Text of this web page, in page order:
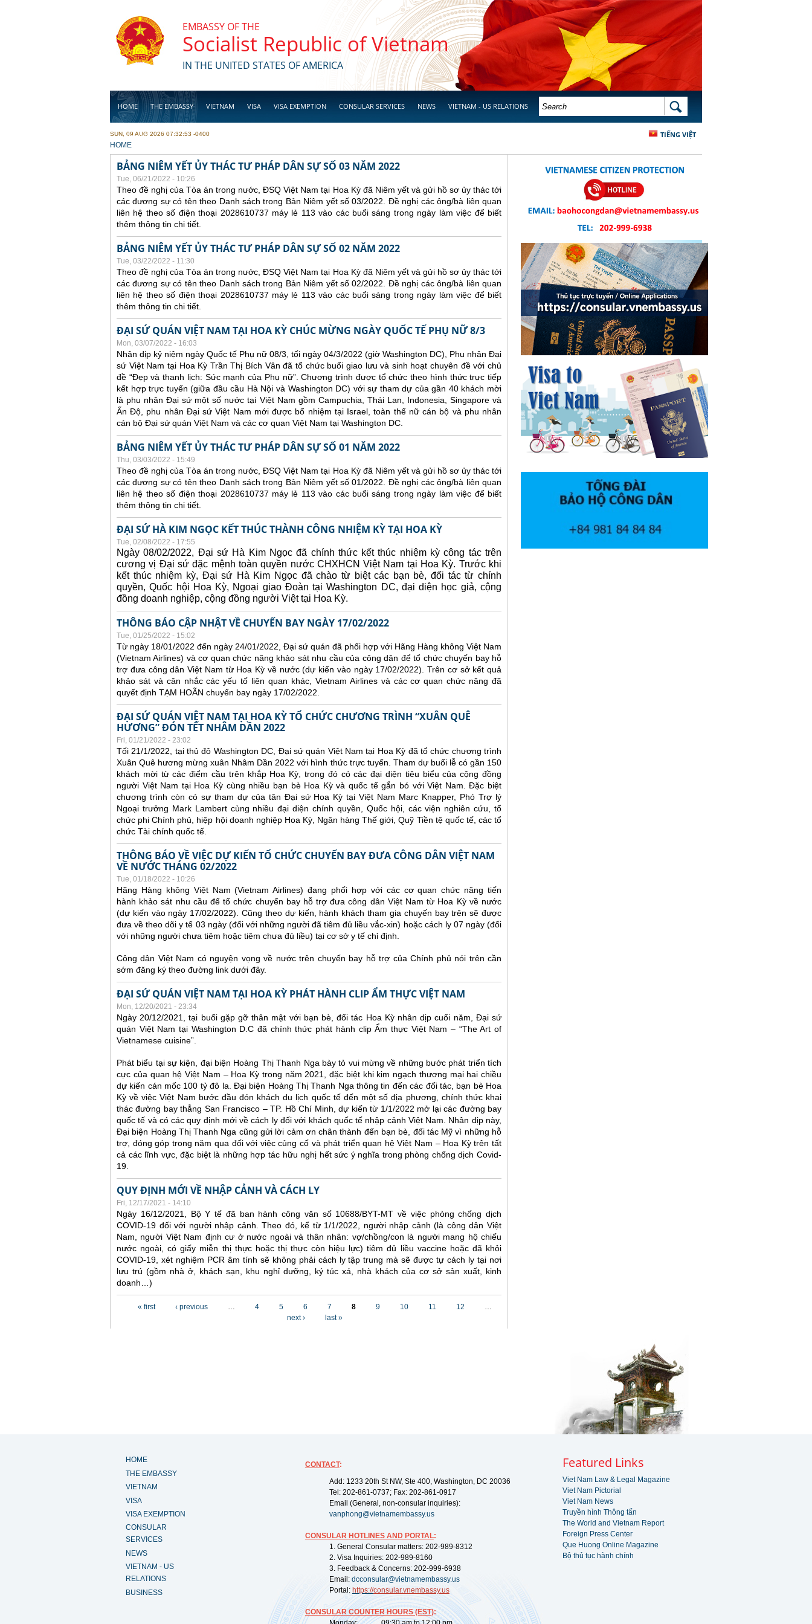
EMBASSY OF THE
Socialist Republic of Vietnam
IN THE UNITED STATES OF AMERICA
HOME THE EMBASSY VIETNAM VISA VISA EXEMPTION CONSULAR SERVICES NEWS VIETNAM - US RELATIONS
BUSINESS
SEARCH FORM SEARCH
TIẾNG VIỆT
SUN, 09 AUG 2026 07:32:53 -0400
YOU ARE HERE
HOME
BẢNG NIÊM YẾT ỦY THÁC TƯ PHÁP DÂN SỰ SỐ 03 NĂM 2022
Tue, 06/21/2022 - 10:26
Theo đề nghị của Tòa án trong nước, ĐSQ Việt Nam tại Hoa Kỳ đã Niêm yết và gửi hồ sơ ủy thác tới
các đương sự có tên theo Danh sách trong Bản Niêm yết số 03/2022. Đề nghị các ông/bà liên quan
liên hệ theo số điện thoại 2028610737 máy lẻ 113 vào các buổi sáng trong ngày làm việc để biết
thêm thông tin chi tiết.
BẢNG NIÊM YẾT ỦY THÁC TƯ PHÁP DÂN SỰ SỐ 02 NĂM 2022
Tue, 03/22/2022 - 11:30
Theo đề nghị của Tòa án trong nước, ĐSQ Việt Nam tại Hoa Kỳ đã Niêm yết và gửi hồ sơ ủy thác tới
các đương sự có tên theo Danh sách trong Bản Niêm yết số 02/2022. Đề nghị các ông/bà liên quan
liên hệ theo số điện thoại 2028610737 máy lẻ 113 vào các buổi sáng trong ngày làm việc để biết
thêm thông tin chi tiết.
ĐẠI SỨ QUÁN VIỆT NAM TẠI HOA KỲ CHÚC MỪNG NGÀY QUỐC TẾ PHỤ NỮ 8/3
Mon, 03/07/2022 - 16:03
Nhân dịp kỷ niệm ngày Quốc tế Phụ nữ 08/3, tối ngày 04/3/2022 (giờ Washington DC), Phu nhân Đại
sứ Việt Nam tại Hoa Kỳ Trần Thị Bích Vân đã tổ chức buổi giao lưu và sinh hoạt chuyên đề với chủ
đề “Đẹp và thanh lịch: Sức mạnh của Phụ nữ”. Chương trình được tổ chức theo hình thức trực tiếp
kết hợp trực tuyến (giữa đầu cầu Hà Nội và Washington DC) với sự tham dự của gần 40 khách mời
là phu nhân Đại sứ một số nước tại Việt Nam gồm Campuchia, Thái Lan, Indonesia, Singapore và
Ấn Độ, phu nhân Đại sứ Việt Nam mới được bổ nhiệm tại Israel, toàn thể nữ cán bộ và phu nhân
cán bộ Đại sứ quán Việt Nam và các cơ quan Việt Nam tại Washington DC.
BẢNG NIÊM YẾT ỦY THÁC TƯ PHÁP DÂN SỰ SỐ 01 NĂM 2022
Thu, 03/03/2022 - 15:49
Theo đề nghị của Tòa án trong nước, ĐSQ Việt Nam tại Hoa Kỳ đã Niêm yết và gửi hồ sơ ủy thác tới
các đương sự có tên theo Danh sách trong Bản Niêm yết số 01/2022. Đề nghị các ông/bà liên quan
liên hệ theo số điện thoại 2028610737 máy lẻ 113 vào các buổi sáng trong ngày làm việc để biết
thêm thông tin chi tiết.
ĐẠI SỨ HÀ KIM NGỌC KẾT THÚC THÀNH CÔNG NHIỆM KỲ TẠI HOA KỲ
Tue, 02/08/2022 - 17:55
Ngày 08/02/2022, Đại sứ Hà Kim Ngọc đã chính thức kết thúc nhiệm kỳ công tác trên
cương vị Đại sứ đặc mệnh toàn quyền nước CHXHCN Việt Nam tại Hoa Kỳ. Trước khi
kết thúc nhiệm kỳ, Đại sứ Hà Kim Ngọc đã chào từ biệt các bạn bè, đối tác từ chính
quyền, Quốc hội Hoa Kỳ, Ngoại giao Đoàn tại Washington DC, đại diện học giả, cộng
đồng doanh nghiệp, cộng đồng người Việt tại Hoa Kỳ.
THÔNG BÁO CẬP NHẬT VỀ CHUYẾN BAY NGÀY 17/02/2022
Tue, 01/25/2022 - 15:02
Từ ngày 18/01/2022 đến ngày 24/01/2022, Đại sứ quán đã phối hợp với Hãng Hàng không Việt Nam
(Vietnam Airlines) và cơ quan chức năng khảo sát nhu cầu của công dân để tổ chức chuyến bay hỗ
trợ đưa công dân Việt Nam từ Hoa Kỳ về nước (dự kiến vào ngày 17/02/2022). Trên cơ sở kết quả
khảo sát và cân nhắc các yếu tố liên quan khác, Vietnam Airlines và các cơ quan chức năng đã
quyết định TẠM HOÃN chuyến bay ngày 17/02/2022.
ĐẠI SỨ QUÁN VIỆT NAM TẠI HOA KỲ TỔ CHỨC CHƯƠNG TRÌNH “XUÂN QUÊ
HƯƠNG” ĐÓN TẾT NHÂM DẦN 2022
Fri, 01/21/2022 - 23:02
Tối 21/1/2022, tại thủ đô Washington DC, Đại sứ quán Việt Nam tại Hoa Kỳ đã tổ chức chương trình
Xuân Quê hương mừng xuân Nhâm Dần 2022 với hình thức trực tuyến. Tham dự buổi lễ có gần 150
khách mời từ các điểm cầu trên khắp Hoa Kỳ, trong đó có các đại diện tiêu biểu của cộng đồng
người Việt Nam tại Hoa Kỳ cùng nhiều bạn bè Hoa Kỳ và quốc tế gắn bó với Việt Nam. Đặc biệt
chương trình còn có sự tham dự của tân Đại sứ Hoa Kỳ tại Việt Nam Marc Knapper, Phó Trợ lý
Ngoại trưởng Mark Lambert cùng nhiều đại diện chính quyền, Quốc hội, các viện nghiên cứu, tổ
chức phi Chính phủ, hiệp hội doanh nghiệp Hoa Kỳ, Ngân hàng Thế giới, Quỹ Tiền tệ quốc tế, các tổ
chức Tài chính quốc tế.
THÔNG BÁO VỀ VIỆC DỰ KIẾN TỔ CHỨC CHUYẾN BAY ĐƯA CÔNG DÂN VIỆT NAM
VỀ NƯỚC THÁNG 02/2022
Tue, 01/18/2022 - 10:26
Hãng Hàng không Việt Nam (Vietnam Airlines) đang phối hợp với các cơ quan chức năng tiến
hành khảo sát nhu cầu để tổ chức chuyến bay hỗ trợ đưa công dân Việt Nam từ Hoa Kỳ về nước
(dự kiến vào ngày 17/02/2022).
Cũng theo dự kiến, hành khách tham gia chuyến bay trên sẽ được
đưa về theo dõi y tế 03 ngày (đối với những người đã tiêm đủ liều vắc-xin) hoặc cách ly 07 ngày (đối
với những người chưa tiêm hoặc tiêm chưa đủ liều) tại cơ sở y tế chỉ định.
Công dân Việt Nam có nguyện vọng về nước trên chuyến bay hỗ trợ của Chính phủ nói trên cần
sớm đăng ký theo đường link dưới đây.
ĐẠI SỨ QUÁN VIỆT NAM TẠI HOA KỲ PHÁT HÀNH CLIP ẨM THỰC VIỆT NAM
Mon, 12/20/2021 - 23:34
Ngày 20/12/2021, tại buổi gặp gỡ thân mật với bạn bè, đối tác Hoa Kỳ nhân dịp cuối năm, Đại sứ
quán Việt Nam tại Washington D.C đã chính thức phát hành clip Ẩm thực Việt Nam – “The Art of
Vietnamese cuisine”.
Phát biểu tại sự kiện, đại biện Hoàng Thị Thanh Nga bày tỏ vui mừng về những bước phát triển tích
cực của quan hệ Việt Nam – Hoa Kỳ trong năm 2021, đặc biệt khi kim ngạch thương mại hai chiều
dự kiến cán mốc 100 tỷ đô la. Đại biện Hoàng Thị Thanh Nga thông tin đến các đối tác, bạn bè Hoa
Kỳ về việc Việt Nam bước đầu đón khách du lịch quốc tế đến một số địa phương, chính thức khai
thác đường bay thẳng San Francisco – TP. Hồ Chí Minh, dự kiến từ 1/1/2022 mở lại các đường bay
quốc tế và có các quy định mới về cách ly đối với khách quốc tế nhập cảnh Việt Nam. Nhân dịp này,
Đại biện Hoàng Thị Thanh Nga cũng gửi lời cảm ơn chân thành đến bạn bè, đối tác Mỹ vì những hỗ
trợ, đóng góp trong năm qua đối với việc củng cố và phát triển quan hệ Việt Nam – Hoa Kỳ trên tất
cả các lĩnh vực, đặc biệt là những hợp tác hữu nghị hết sức ý nghĩa trong phòng chống dịch Covid-
19.
QUY ĐỊNH MỚI VỀ NHẬP CẢNH VÀ CÁCH LY
Fri, 12/17/2021 - 14:10
Ngày 16/12/2021, Bộ Y tế đã ban hành công văn số 10688/BYT-MT về việc phòng chống dịch
COVID-19 đối với người nhập cảnh. Theo đó, kể từ 1/1/2022, người nhập cảnh (là công dân Việt
Nam, người Việt Nam định cư ở nước ngoài và thân nhân: vợ/chồng/con là người mang hộ chiếu
nước ngoài, có giấy miễn thị thực hoặc thị thực còn hiệu lực) tiêm đủ liều vaccine hoặc đã khỏi
COVID-19, xét nghiệm PCR âm tính sẽ không phải cách ly tập trung mà sẽ được tự cách ly tại nơi
lưu trú (gồm nhà ở, khách sạn, khu nghỉ dưỡng, ký túc xá, nhà khách của cơ sở sản xuất, kinh
doanh…)
« first ‹ previous … 4 5 6 7 8 9 10 11 12
…
next ›
last »
HOME
THE EMBASSY
VIETNAM
VISA
VISA EXEMPTION
CONSULAR
SERVICES
NEWS
VIETNAM - US
RELATIONS
BUSINESS
CONTACT:
Add: 1233 20th St NW, Ste 400, Washington, DC 20036
Tel: 202-861-0737; Fax: 202-861-0917
Email (General, non-consular inquiries):
vanphong@vietnamembassy.us
CONSULAR HOTLINES AND PORTAL:
1. General Consular matters: 202-989-8312
2. Visa Inquiries: 202-989-8160
3. Feedback & Concerns: 202-999-6938
Email: dcconsular@vietnamembassy.us
Portal: https://consular.vnembassy.us
CONSULAR COUNTER HOURS (EST):
Featured Links
Viet Nam Law & Legal Magazine
Viet Nam Pictorial
Viet Nam News
Truyền hình Thông tấn
The World and Vietnam Report
Foreign Press Center
Que Huong Online Magazine
Bộ thủ tục hành chính